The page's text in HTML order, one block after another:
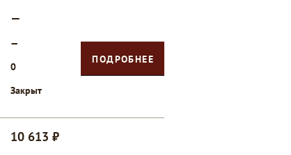
—
—
0
Закрыт
ПОДРОБНЕЕ
10 613 ₽